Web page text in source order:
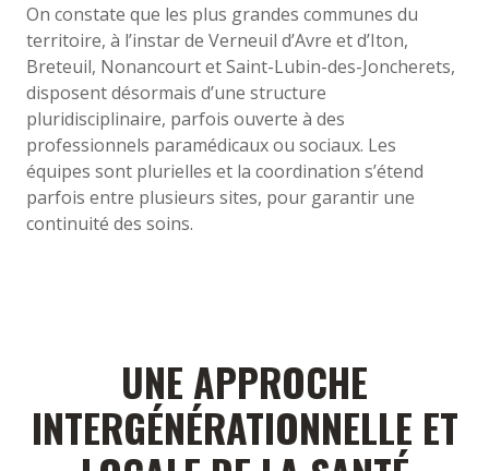
On constate que les plus grandes communes du
territoire, à l’instar de Verneuil d’Avre et d’Iton,
Breteuil, Nonancourt et Saint-Lubin-des-Joncherets,
disposent désormais d’une structure
pluridisciplinaire, parfois ouverte à des
professionnels paramédicaux ou sociaux. Les
équipes sont plurielles et la coordination s’étend
parfois entre plusieurs sites, pour garantir une
continuité des soins.
UNE APPROCHE
INTERGÉNÉRATIONNELLE ET